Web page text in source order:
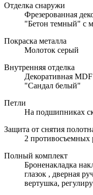
Отделка снаружи
Фрезерованная
"Бетон темный" с
Покраска металла
Молоток серый
Внутренняя отделка
Декоративная
"Сандал белый"
Петли
На подшипниках
Защита от снятия
2 противосъемных
Полный комплект
Броненакладка
глазок , дверная
вертушка,